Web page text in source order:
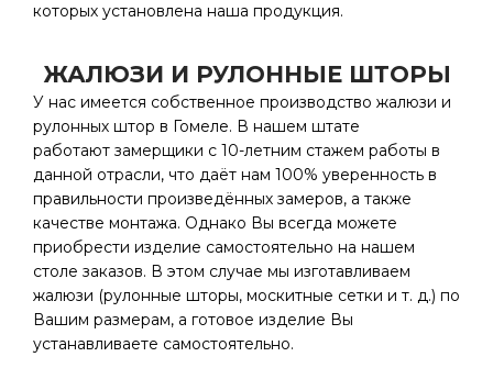
которых установлена наша продукция.
ЖАЛЮЗИ И РУЛОННЫЕ ШТОРЫ
У нас имеется собственное производство жалюзи и
рулонных штор в Гомеле. В нашем штате
работают замерщики с 10-летним стажем работы в
данной отрасли, что даёт нам 100% уверенность в
правильности произведённых замеров, а также
качестве монтажа. Однако Вы всегда можете
приобрести изделие самостоятельно на нашем
столе заказов. В этом случае мы изготавливаем
жалюзи (рулонные шторы, москитные сетки и т. д.) по
Вашим размерам, а готовое изделие Вы
устанавливаете самостоятельно.